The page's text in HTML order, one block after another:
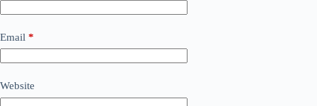
Email *
Website